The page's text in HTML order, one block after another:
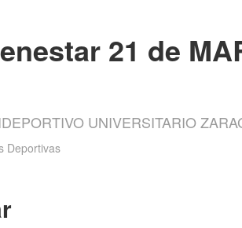
21 de
UNIVERSITARIO
Deportivas